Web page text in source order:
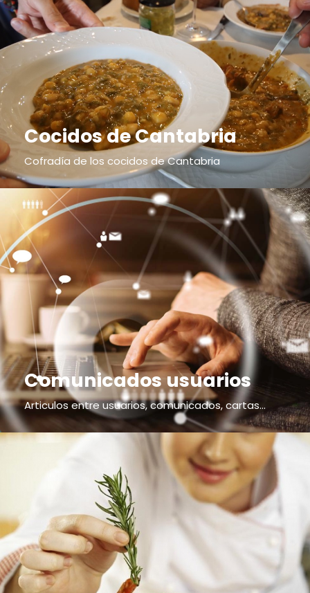
Cocidos de Cantabria
Cofradía de los cocidos de Cantabria
Comunicados usuarios
Articulos entre usuarios, comunicados, cartas...